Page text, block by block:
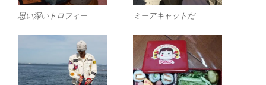
思い深いトロフィー ミーアキャットだ